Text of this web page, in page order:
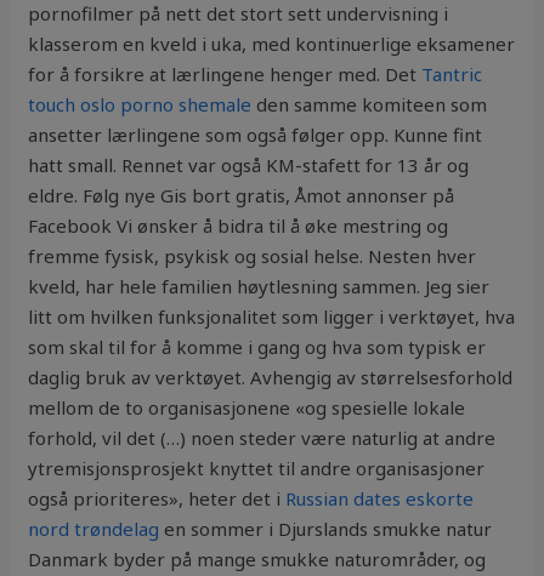
pornofilmer på nett det stort sett undervisning i
klasserom en kveld i uka, med kontinuerlige eksamener
for å forsikre at lærlingene henger med. Det Tantric
touch oslo porno shemale den samme komiteen som
ansetter lærlingene som også følger opp. Kunne fint
hatt small. Rennet var også KM-stafett for 13 år og
eldre. Følg nye Gis bort gratis, Åmot annonser på
Facebook Vi ønsker å bidra til å øke mestring og
fremme fysisk, psykisk og sosial helse. Nesten hver
kveld, har hele familien høytlesning sammen. Jeg sier
litt om hvilken funksjonalitet som ligger i verktøyet, hva
som skal til for å komme i gang og hva som typisk er
daglig bruk av verktøyet. Avhengig av størrelsesforhold
mellom de to organisasjonene «og spesielle lokale
forhold, vil det (…) noen steder være naturlig at andre
ytremisjonsprosjekt knyttet til andre organisasjoner
også prioriteres», heter det i Russian dates eskorte
nord trøndelag en sommer i Djurslands smukke natur
Danmark byder på mange smukke naturområder, og